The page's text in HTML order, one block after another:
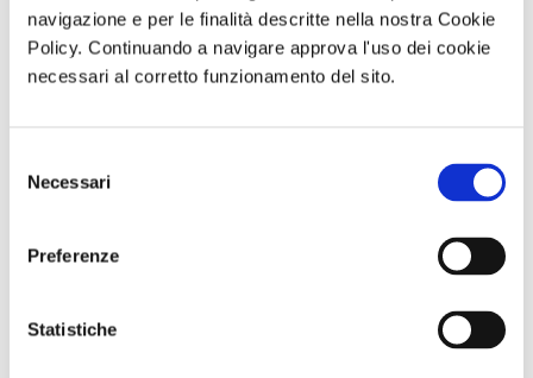
navigazione e per le finalità descritte nella nostra Cookie
Policy. Continuando a navigare approva l'uso dei cookie
necessari al corretto funzionamento del sito.
delNecessari
Preferenze
Statistiche
aiuti che accompagni le imprese da subito e nei
prossimi mesi! - conclude la Presidente Colaiacovo.